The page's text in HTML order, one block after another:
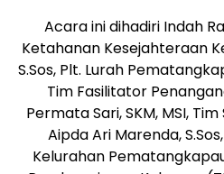
Acara ini dihadiri Indah
Ketahanan Kesejahteraan
S.Sos, Plt. Lurah
Tim Fasilitator
Permata Sari, SKM, MSI,
Aipda Ari Marenda,
Kelurahan